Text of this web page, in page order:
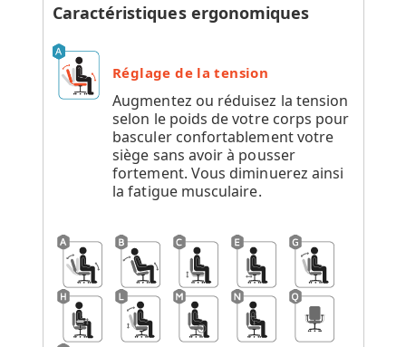
Caractéristiques ergonomiques
Réglage de la tension
Augmentez ou réduisez la tension
selon le poids de votre corps pour
basculer confortablement votre
siège sans avoir à pousser
fortement. Vous diminuerez ainsi
la fatigue musculaire.